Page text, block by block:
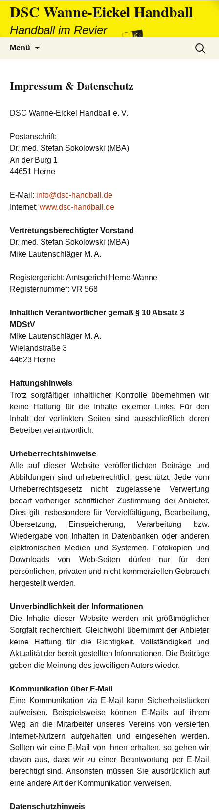
DSC Wanne-Eickel Handball
Handball im Revier
Menü
Suchen
nach:
Impressum & Datenschutz
DSC Wanne-Eickel Handball e. V.
Postanschrift:
Dr. med. Stefan Sokolowski (MBA)
An der Burg 1
44651 Herne
E-Mail: info@dsc-handball.de
Internet: www.dsc-handball.de
Vertretungsberechtigter Vorstand
Dr. med. Stefan Sokolowski (MBA)
Mike Lautenschläger M. A.
Registergericht: Amtsgericht Herne-Wanne
Registernummer: VR 568
Inhaltlich Verantwortlicher gemäß § 10 Absatz 3
MDStV
Mike Lautenschläger M. A.
Wielandstraße 3
44623 Herne
Haftungshinweis
Trotz sorgfältiger inhaltlicher Kontrolle übernehmen wir
keine Haftung für die Inhalte externer Links. Für den
Inhalt der verlinkten Seiten sind ausschließlich deren
Betreiber verantwortlich.
Urheberrechtshinweise
Alle auf dieser Website veröffentlichten Beiträge und
Abbildungen sind urheberrechtlich geschützt. Jede vom
Urheberrechtsgesetz nicht zugelassene Verwertung
bedarf vorheriger schriftlicher Zustimmung der Anbieter.
Dies gilt insbesondere für Vervielfältigung, Bearbeitung,
Übersetzung, Einspeicherung, Verarbeitung bzw.
Wiedergabe von Inhalten in Datenbanken oder anderen
elektronischen Medien und Systemen. Fotokopien und
Downloads von Web-Seiten dürfen nur für den
persönlichen, privaten und nicht kommerziellen Gebrauch
hergestellt werden.
Unverbindlichkeit der Informationen
Die Inhalte dieser Website werden mit größtmöglicher
Sorgfalt recherchiert. Gleichwohl übernimmt der Anbieter
keine Haftung für die Richtigkeit, Vollständigkeit und
Aktualität der bereit gestellten Informationen. Die Beiträge
geben die Meinung des jeweiligen Autors wieder.
Kommunikation über E-Mail
Eine Kommunikation via E-Mail kann Sicherheitslücken
aufweisen. Beispielsweise können E-Mails auf ihrem
Weg an die Mitarbeiter unseres Vereins von versierten
Internet-Nutzern aufgehalten und eingesehen werden.
Sollten wir eine E-Mail von Ihnen erhalten, so gehen wir
davon aus, dass wir zu einer Beantwortung per E-Mail
berechtigt sind. Ansonsten müssen Sie ausdrücklich auf
eine andere Art der Kommunikation verweisen.
Datenschutzhinweis